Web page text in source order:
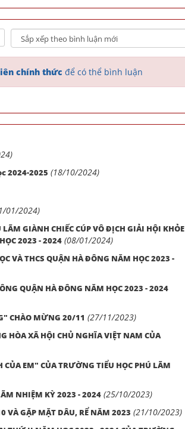
chính thức để có thể bình luận
2024-2025 (18/10/2024)
01/2024)
GIÀNH CHIẾC CÚP VÔ ĐỊCH GIẢI HỘI KHỎE
2023 - 2024 (08/01/2024)
VÀ THCS QUẬN HÀ ĐÔNG NĂM HỌC 2023 -
QUẬN HÀ ĐÔNG NĂM HỌC 2023 - 2024
CHÀO MỪNG 20/11 (27/11/2023)
HÒA XÃ HỘI CHỦ NGHĨA VIỆT NAM CỦA
EM" CỦA TRƯỜNG TIỂU HỌC PHÚ LÃM
NHIỆM KỲ 2023 - 2024 (25/10/2023)
VÀ GẶP MẶT DÂU, RỂ NĂM 2023 (21/10/2023)